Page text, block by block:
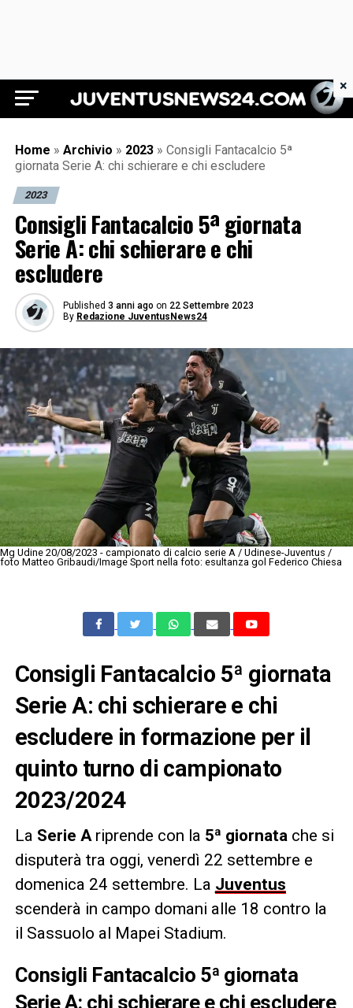
Juventus News 24
Home » Archivio » 2023 » Consigli Fantacalcio 5ª
giornata Serie A: chi schierare e chi escludere
2023
Consigli Fantacalcio 5ª giornata
Serie A: chi schierare e chi
escludere
Published 3 anni ago on 22 Settembre 2023
By Redazione JuventusNews24
Mg Udine 20/08/2023 - campionato di calcio serie A / Udinese-Juventus /
foto Matteo Gribaudi/Image Sport nella foto: esultanza gol Federico Chiesa
Consigli Fantacalcio 5ª giornata
Serie A: chi schierare e chi
escludere in formazione per il
quinto turno di campionato
2023/2024
La Serie Ariprende con la 5ª giornatache si
disputerà tra oggi, venerdì 22 settembre e
domenica 24 settembre. La Juventus
scenderà in campo domani alle 18 contro la
il Sassuolo al Mapei Stadium.
Consigli Fantacalcio 5ª giornata
Serie A: chi schierare e chi escludere
×